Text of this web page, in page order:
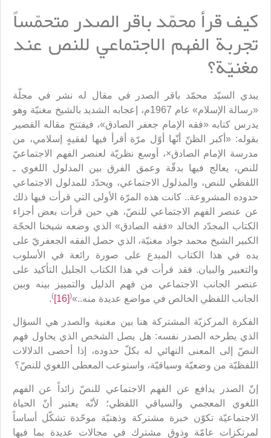
كيف قرأ محمّد باقر الصدر متحمّساً
تجربة الفهم الاجتماعي للنص عند
مغنيّة؟
يبدي السيّد محمّد باقر الصدر في مقال له نشر في مجلّة
«رسالة الإسلام» عام 1967م، إعجابه الشديد بالشيخ مغنيّة وهو
يدرس كتابه «فقه الإمام جعفر الصادق»، فيفتتح مقاله القصير
بقوله: «أكبر الظنّ أنّها أوّل مرّة أقرأ فيها لفقيهٍ إسلامي، من
مدرسة الإمام الصادق×، أوسع نظريّة لعنصر الفهم الاجتماعيّ
للنص، يعالج فيها بدقّة وعمق الفرق بين المدلول اللغوي ـ
اللفظي للنص، والمدلول الاجتماعي، ويحدّد للمدلول الاجتماعي
حدوده المشروعة.. كانت هذه المرّة الأولى التي قرأت فيها ذلك
عن عنصر الفهم الاجتماعي للنصّ، هي حين قرأت بعض أجزاء
الكتاب المجدّد الخالد «فقه الصادق» الذي وضعه شيخنا الحجّة
الكبير الشيخ محمد جواد مغنيّة، الذي حصل الفقه الجعفريّ على
يده في هذا الكتاب المبدع على صورة رائعة في الأسلوب
والتعبير والبيان. فقد قرأت في هذا الكتاب الجليل التأكيد على
عنصر الجانب الاجتماعي من فهم الدليل والتمييز بينه وبين
الجانب اللفظي الخالص في مواضع عديدة منه..»(
[16]
)
.
الفكرة المركزيّة المشتركة هنا بين مغنية والصدر هي السؤال
الذي يطرحه الصدر نفسه: هل يصل الشخص الذي يحاول فهم
النصّ إلى المعنى النهائي له بكلّ حدوده، إذا أحصى الدلالات
اللفظيّة من وضعيّة وسياقيّة، واستوعب المعطى اللغوي للنصّ؟
إنّ الصدر يدافع عن الفهم الاجتماعي للنصّ زائداً عن الفهم
اللغوي المعجمي والسياقي اللفظي؛ لأنّه يعتبر أنّ الحياة
الاجتماعيّة تكوّن خبرة مشتركة وذهنيّة موحّدة تشكّل أساساً
لمرتكزات عامّة وذوق مشترك في مجالات عديدة بما فيها